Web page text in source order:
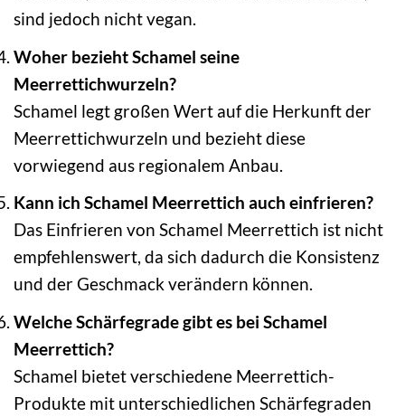
sind jedoch nicht vegan.
Woher bezieht Schamel seine
Meerrettichwurzeln?
Schamel legt großen Wert auf die Herkunft der
Meerrettichwurzeln und bezieht diese
vorwiegend aus regionalem Anbau.
Kann ich Schamel Meerrettich auch einfrieren?
Das Einfrieren von Schamel Meerrettich ist nicht
empfehlenswert, da sich dadurch die Konsistenz
und der Geschmack verändern können.
Welche Schärfegrade gibt es bei Schamel
Meerrettich?
Schamel bietet verschiedene Meerrettich-
Produkte mit unterschiedlichen Schärfegraden